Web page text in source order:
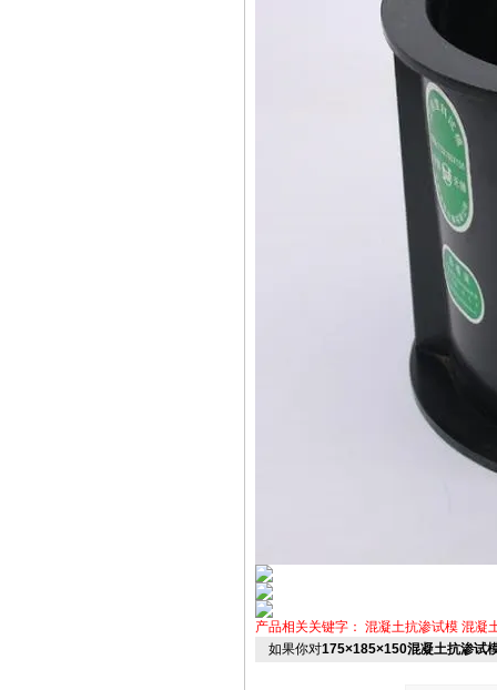
产品相关关键字： 混凝土抗渗试模 混凝
如果你对175×185×150混凝土抗渗试